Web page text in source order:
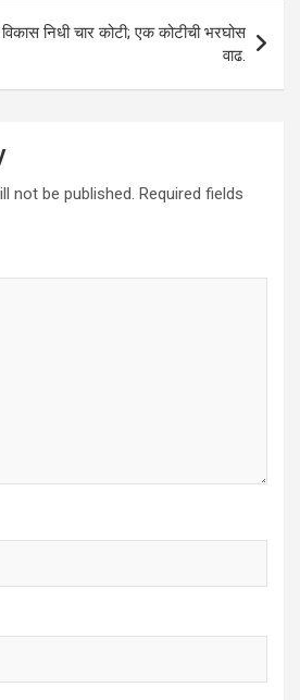
निधी चार कोटी; एक कोटीची भरघोस
वाढ.
not be published. Required fields